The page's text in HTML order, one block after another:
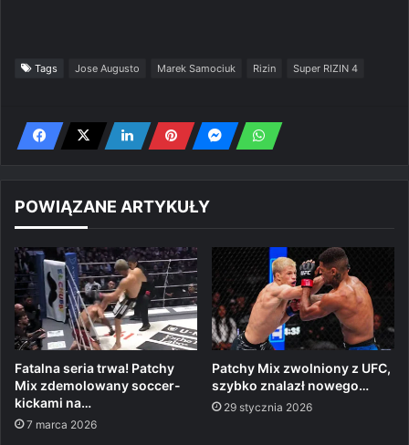
Tags Jose Augusto Marek Samociuk Rizin Super RIZIN 4
POWIĄZANE ARTYKUŁY
Fatalna seria trwa! Patchy
Mix zdemolowany soccer-
kickami na…
7 marca 2026
Patchy Mix zwolniony z UFC,
szybko znalazł nowego…
29 stycznia 2026